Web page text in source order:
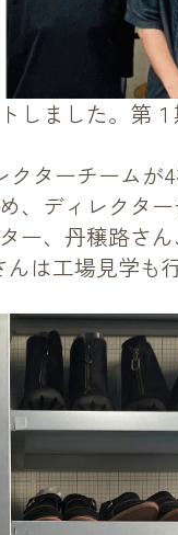
しました。第
クターチームが
、ディレクタ
ー、丹穣路さ
は工場見学も